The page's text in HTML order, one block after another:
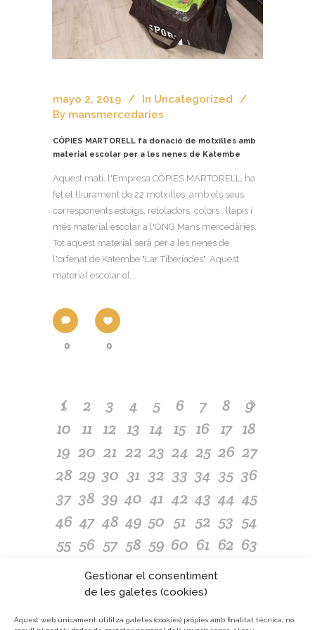
Gestionar el consentiment
de les galetes (cookies)
Aquest web únicament utilitza galetes (cookies) pròpies amb finalitat tècnica, no
mayo 2, 2019 In Uncategorized
By mansmercedaries
CÒPIES MARTORELL fa donació de motxilles amb
material escolar per a les nenes de Katembe
Aquest matí, l'Empresa CÒPIES MARTORELL, ha
fet el lliurament de 22 motxilles, amb els seus
corresponents estoigs, retoladors, colors , llapis i
més material escolar a l'ONG Mans mercedàries.
Tot aquest material serà per a les nenes de
l'orfenat de Katembe "Lar Tiberíades". Aquest
material escolar el...
0 0
1 2 3 4 5 6 7 8
9
10 11 12 13 14 15 16 17 18
19 20 21 22 23 24 25 26 27
28 29 30 31 32 33 34 35 36
37 38 39 40 41 42 43 44 45
46 47 48 49 50 51 52 53 54
55 56 57 58 59 60 61 62 63
65 66 69
74 75 76 77 78 79
82 83 84 85 86 87 88 89 90